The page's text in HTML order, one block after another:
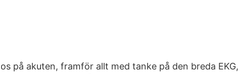
på akuten, framför allt med tanke på den breda EKG,